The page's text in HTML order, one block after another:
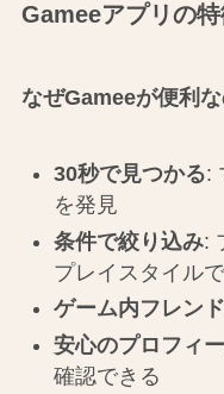
Gameeアプリの
なぜGameeが便利
30秒で見つかる:
を発見
条件で絞り込み:
プレイスタイル
ゲーム内フレン
安心のプロフィ
確認できる